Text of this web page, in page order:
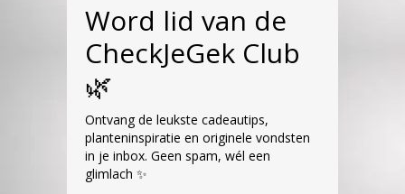
Word lid van de
CheckJeGek Club
🌿
Ontvang de leukste cadeautips,
planteninspiratie en originele vondsten
in je inbox. Geen spam, wél een
glimlach ✨